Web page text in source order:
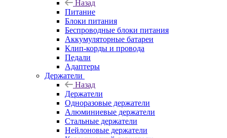
Назад
Питание
Блоки питания
Беспроводные блоки питания
Аккумуляторные батареи
Клип-корды и провода
Педали
Адаптеры
Держатели
Назад
Держатели
Одноразовые держатели
Алюминиевые держатели
Стальные держатели
Нейлоновые держатели